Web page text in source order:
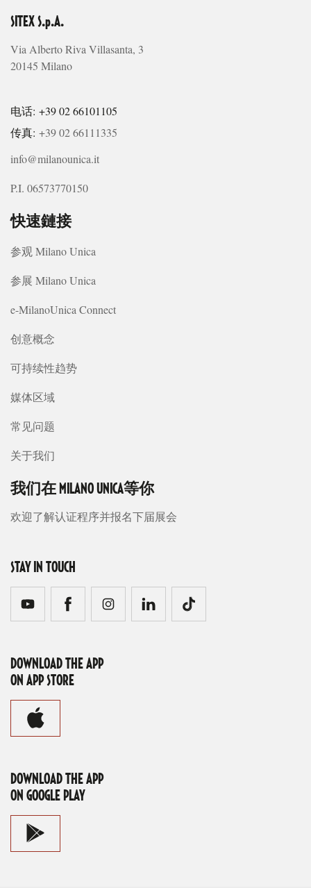
SITEX S.p.A.
Via Alberto Riva Villasanta, 3
20145 Milano
电话: +39 02 66101105
传真: +39 02 66111335
info@milanounica.it
P.I. 06573770150
快速鏈接
参观 Milano Unica
参展 Milano Unica
e-MilanoUnica Connect
创意概念
可持续性趋势
媒体区域
常见问题
关于我们
我们在 MILANO UNICA等你
欢迎了解认证程序并报名下届展会
STAY IN TOUCH
DOWNLOAD THE APP
ON APP STORE
DOWNLOAD THE APP
ON GOOGLE PLAY